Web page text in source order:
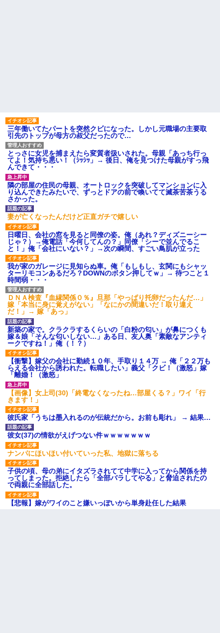
三年働いてたパートを突然クビになった。しかし元職場の主要取
引先のトップが母方の叔父だったので…
とっさに女児を捕まえたら変質者扱いされた。母親「あっち行っ
てよ！気持ち悪い！（ｼｯｼｯ」→ 後日、俺を見つけた母親がすっ飛
んできて・・・
隣の部屋の住民の母親、オートロックを突破してマンションに入
り込んできたみたいで、ずっとドアの前で喚いてて滅茶苦茶うる
さかった。
妻が亡くなったんだけど正直ガチで嬉しい
日曜日、会社の窓を見ると同僚の姿。俺（あれ？ディズニーシー
じゃ？）→俺電話「今何してんの？」同僚「シーで並んでるこ
と！」俺「会社にいない？」→次の瞬間、すごい鳥肌が立った
我が家のガレージに見知らぬ車。俺「もしもし、玄関にもシャッ
ターリモコンあるだろ？DOWNのボタン押してｗ」→ 待つこと１
時間弱・・・
ＤＮＡ検査『血縁関係０％』旦那「やっぱり托卵だったんだ…」
嫁「本当に身に覚えがない」「なにかの間違いだ！取り違え
だ！」→ 嫁「あっ」
新築の家で。クラクラするくらいの「白粉の匂い」が鼻につくも
嫁＆娘「そんな匂いしない…」ある日、友人奥「素敵なアンティ
ークですね！」俺（！？）
【衝撃】嫁父の会社に勤続１０年、手取り１４万 → 俺「２２万も
らえる会社から誘われた。転職したい」義父「クビ！（激怒」嫁
「離婚！（激怒」
【画像】女上司(30)「終電なくなったね…部屋くる？」ワイ「行
きます！」
彼氏家「うちは墨入れるのが伝統だから。お前も彫れ」 → 結果…
彼女(37)の情欲がえげつない件ｗｗｗｗｗｗｗ
ナンパにほいほい付いていった私、地獄に落ちる
子供の頃、母の弟にイタズラされてて中学に入ってから関係を持
ってしまった。拒絶したら「全部バラしてやる」と脅迫されたの
で両親に全部話した。
【悲報】嫁がワイのこと嫌いっぽいから単身赴任した結果